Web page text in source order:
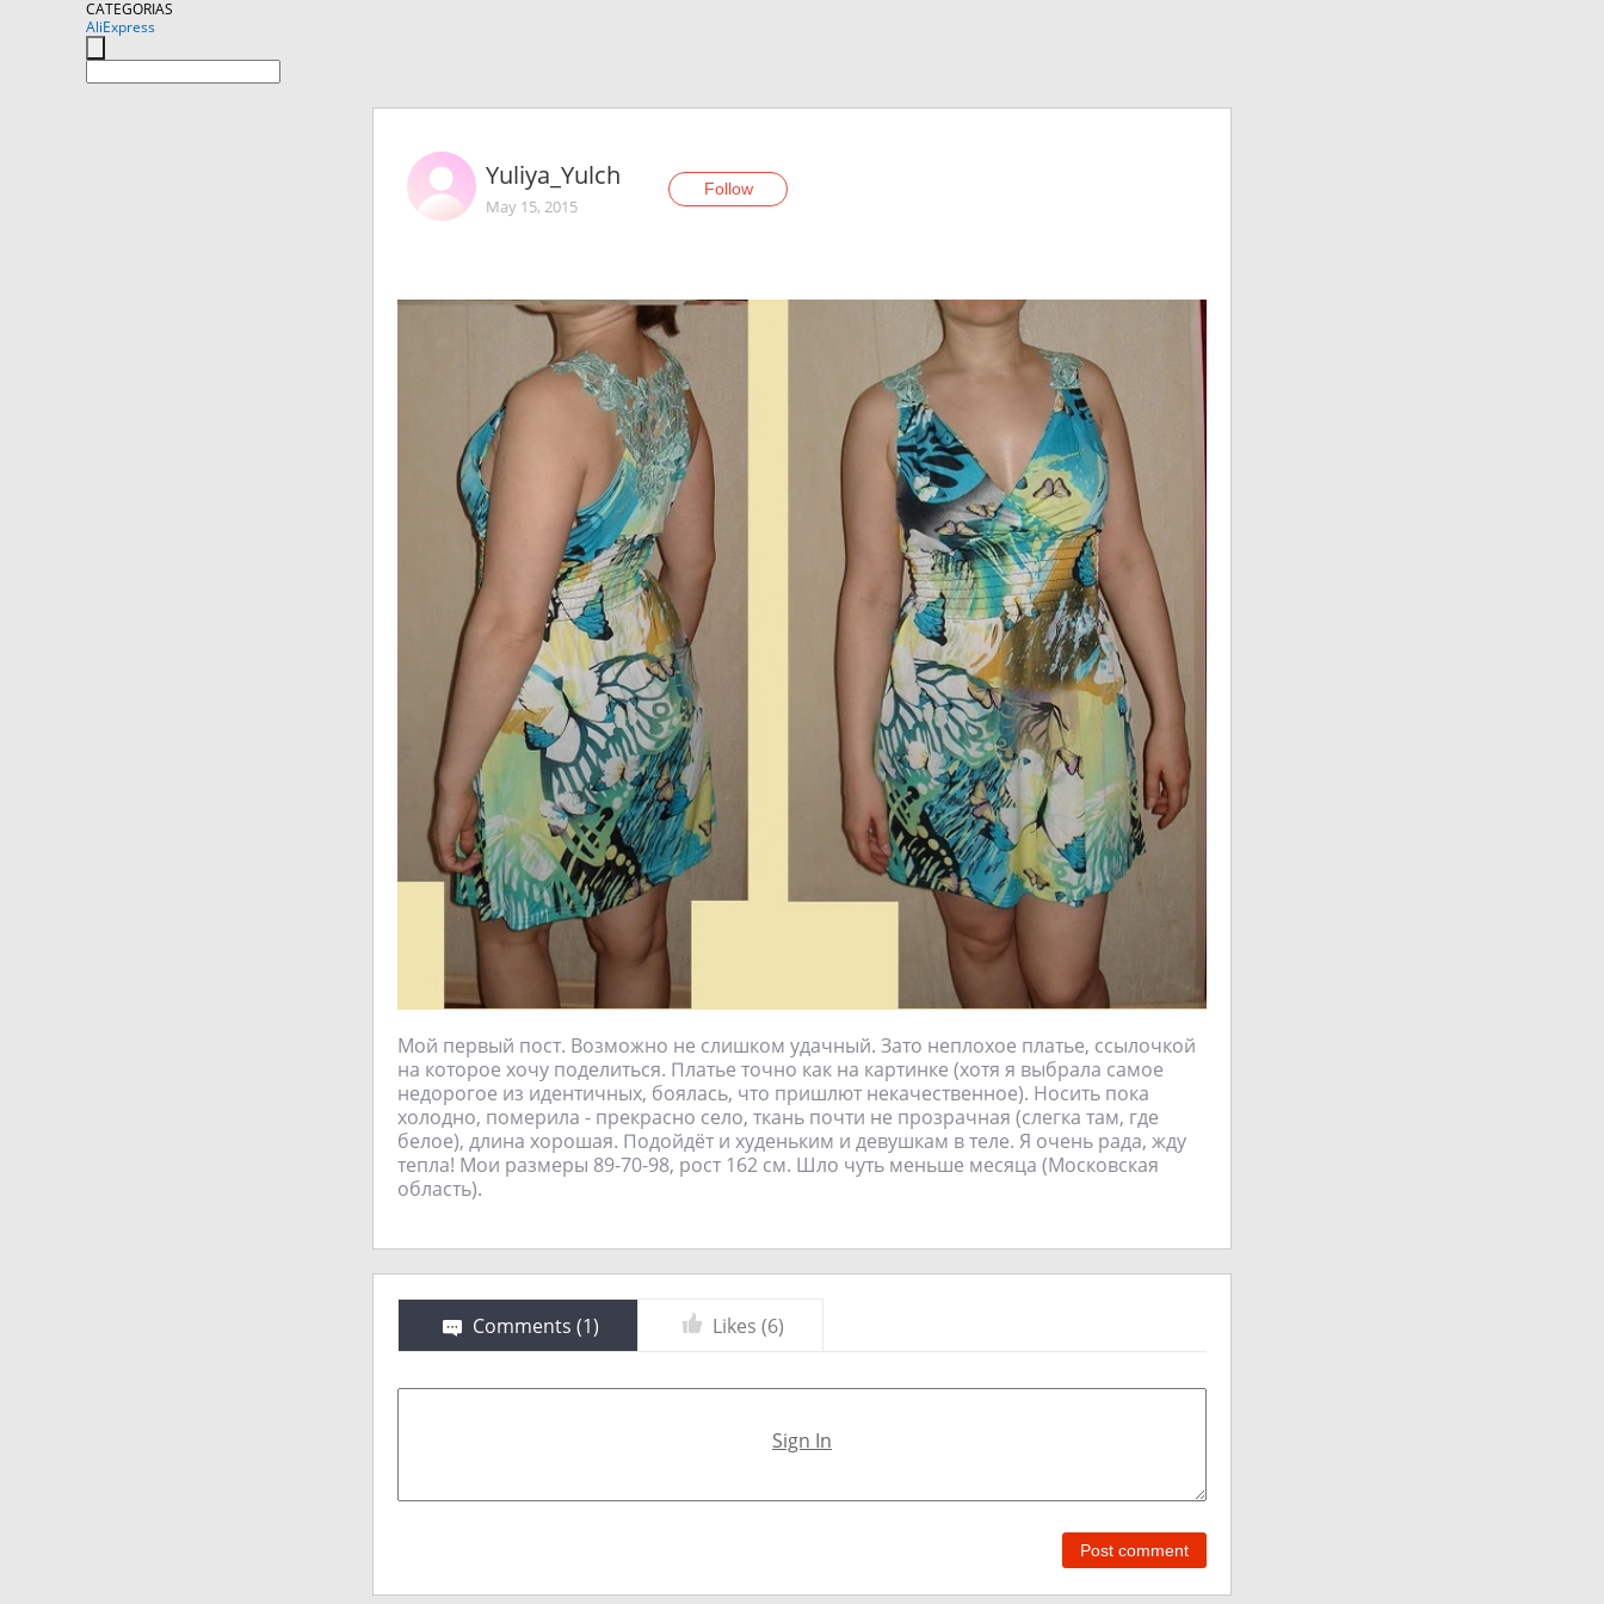
CATEGORIAS
AliExpress
Yuliya_Yulch
May 15, 2015
Follow
Мой первый пост. Возможно не слишком удачный. Зато неплохое платье, ссылочкой
на которое хочу поделиться. Платье точно как на картинке (хотя я выбрала самое
недорогое из идентичных, боялась, что пришлют некачественное). Носить пока
холодно, померила - прекрасно село, ткань почти не прозрачная (слегка там, где
белое), длина хорошая. Подойдёт и худеньким и девушкам в теле. Я очень рада, жду
тепла! Мои размеры 89-70-98, рост 162 см. Шло чуть меньше месяца (Московская
область).
Comments (1) Likes (6)
Sign In
Post comment